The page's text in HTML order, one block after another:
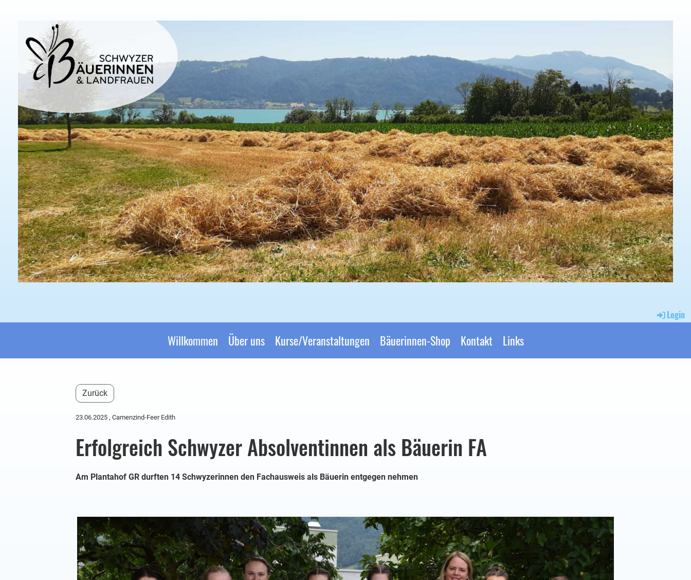
Login
Willkommen Über uns Kurse/Veranstaltungen Bäuerinnen-Shop Kontakt Links
Zurück
23.06.2025 , Camenzind-Feer Edith
Erfolgreich Schwyzer Absolventinnen als Bäuerin FA
Am Plantahof GR durften 14 Schwyzerinnen den Fachausweis als Bäuerin entgegen nehmen